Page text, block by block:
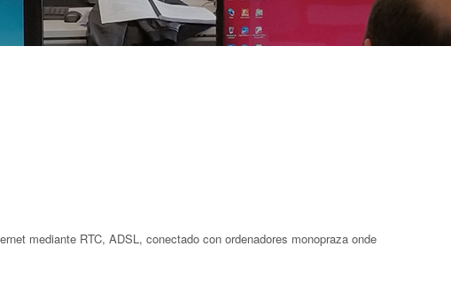
mediante RTC, ADSL, conectado con ordenadores monopraza onde